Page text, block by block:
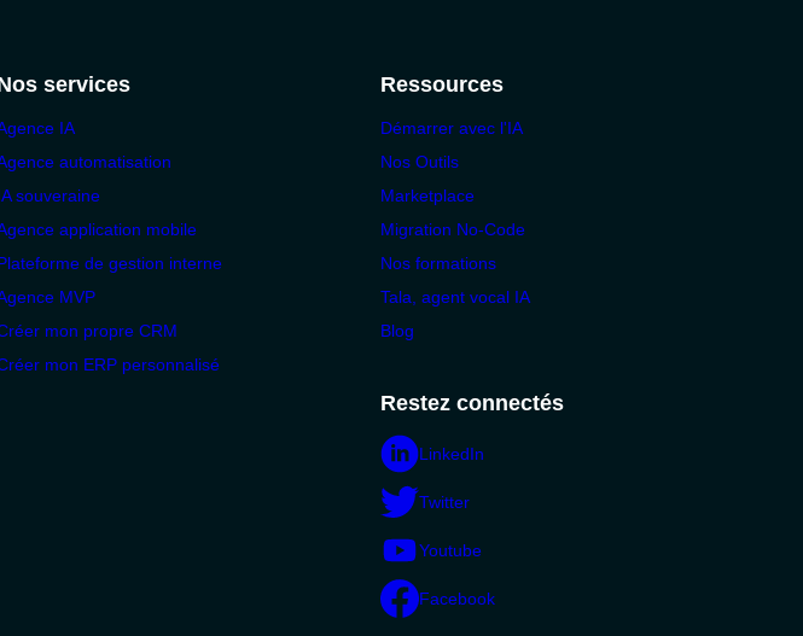
services
IA
automatisation
souveraine
application mobile
de gestion interne
MVP
mon propre CRM
mon ERP personnalisé
Ressources
Démarrer avec l'IA
Nos Outils
Marketplace
Migration No-Code
Nos formations
Tala, agent vocal IA
Blog
Restez connectés
LinkedIn
Twitter
Youtube
Facebook